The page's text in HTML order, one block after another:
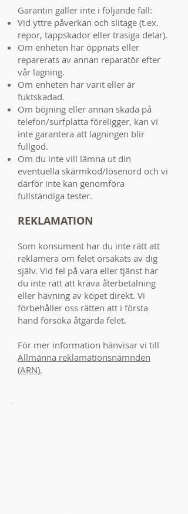
Garantin gäller inte i följande fall:
Vid yttre påverkan och slitage (t.ex.
repor, tappskador eller trasiga delar).
Om enheten har öppnats eller
reparerats av annan reparatör efter
vår lagning.
Om enheten har varit eller är
fuktskadad.
Om böjning eller annan skada på
telefon/surfplatta föreligger, kan vi
inte garantera att lagningen blir
fullgod.
Om du inte vill lämna ut din
eventuella skärmkod/lösenord och vi
därför inte kan genomföra
fullständiga tester.
REKLAMATION
Som konsument har du inte rätt att
reklamera om felet orsakats av dig
själv. Vid fel på vara eller tjänst har
du inte rätt att kräva återbetalning
eller hävning av köpet direkt. Vi
förbehåller oss rätten att i första
hand försöka åtgärda felet.
För mer information hänvisar vi till
Allmänna reklamationsnämnden
(ARN).